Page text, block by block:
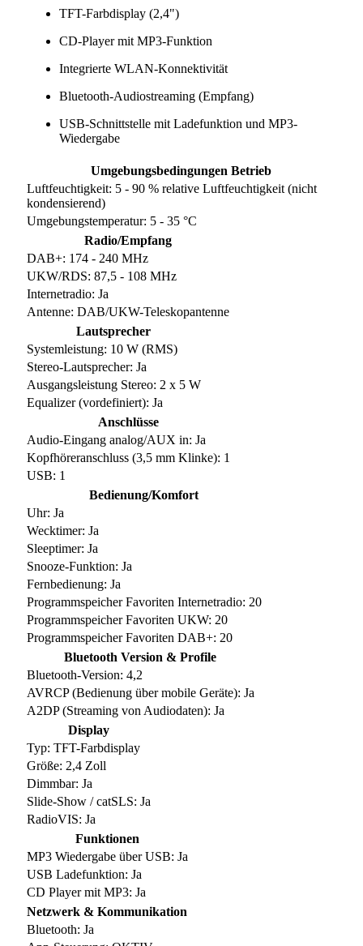
TFT-Farbdisplay (2,4")
CD-Player mit MP3-Funktion
Integrierte WLAN-Konnektivität
Bluetooth-Audiostreaming (Empfang)
USB-Schnittstelle mit Ladefunktion und MP3-
Wiedergabe
Umgebungsbedingungen Betrieb
Luftfeuchtigkeit: 5 - 90 % relative Luftfeuchtigkeit (nicht
kondensierend)
Umgebungstemperatur: 5 - 35 °C
Radio/Empfang
DAB+: 174 - 240 MHz
UKW/RDS: 87,5 - 108 MHz
Internetradio: Ja
Antenne: DAB/UKW-Teleskopantenne
Lautsprecher
Systemleistung: 10 W (RMS)
Stereo-Lautsprecher: Ja
Ausgangsleistung Stereo: 2 x 5 W
Equalizer (vordefiniert): Ja
Anschlüsse
Audio-Eingang analog/AUX in: Ja
Kopfhöreranschluss (3,5 mm Klinke): 1
USB: 1
Bedienung/Komfort
Uhr: Ja
Wecktimer: Ja
Sleeptimer: Ja
Snooze-Funktion: Ja
Fernbedienung: Ja
Programmspeicher Favoriten Internetradio: 20
Programmspeicher Favoriten UKW: 20
Programmspeicher Favoriten DAB+: 20
Bluetooth Version & Profile
Bluetooth-Version: 4,2
AVRCP (Bedienung über mobile Geräte): Ja
A2DP (Streaming von Audiodaten): Ja
Display
Typ: TFT-Farbdisplay
Größe: 2,4 Zoll
Dimmbar: Ja
Slide-Show / catSLS: Ja
RadioVIS: Ja
Funktionen
MP3 Wiedergabe über USB: Ja
USB Ladefunktion: Ja
CD Player mit MP3: Ja
Netzwerk & Kommunikation
Bluetooth: Ja